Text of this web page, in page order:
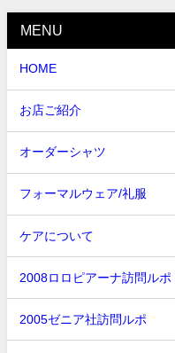
MENU
HOME
お店ご紹介
オーダーシャツ
フォーマルウェア/礼服
ケアについて
2008ロロピアーナ訪問ルポ
2005ゼニア社訪問ルポ